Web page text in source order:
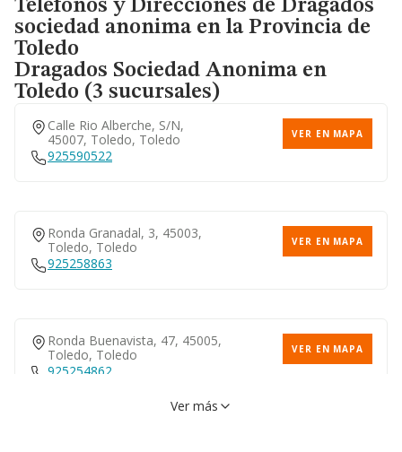
Teléfonos y Direcciones de Dragados
sociedad anonima en la Provincia de
Toledo
Dragados Sociedad Anonimaen
Toledo (3 sucursales)
Calle Rio Alberche, S/n,
45007, Toledo, Toledo
VER EN MAPA
925590522
Ronda Granadal, 3, 45003,
Toledo, Toledo
VER EN MAPA
925258863
Ronda Buenavista, 47, 45005,
Toledo, Toledo
VER EN MAPA
925254862
Ver más